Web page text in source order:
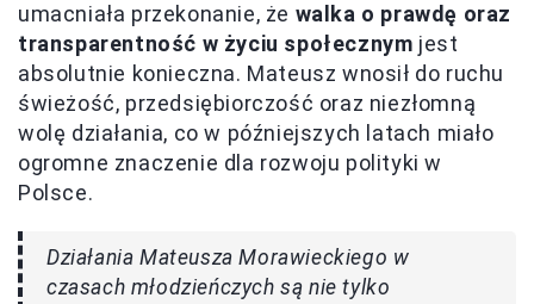
umacniała przekonanie, że walka o prawdę oraz
transparentność w życiu społecznym jest
absolutnie konieczna. Mateusz wnosił do ruchu
świeżość, przedsiębiorczość oraz niezłomną
wolę działania, co w późniejszych latach miało
ogromne znaczenie dla rozwoju polityki w
Polsce.
Działania Mateusza Morawieckiego w
czasach młodzieńczych są nie tylko